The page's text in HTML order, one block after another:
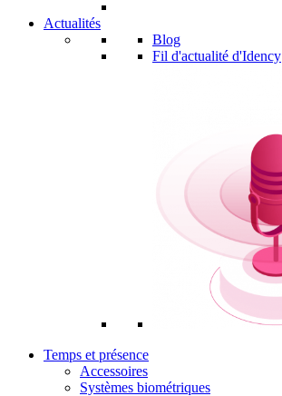
Actualités
Blog
Fil d'actualité d'Idency
Temps et présence
Accessoires
Systèmes biométriques